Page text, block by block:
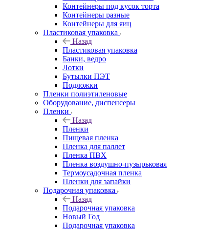
Контейнеры под кусок торта
Контейнеры разные
Контейнеры для яиц
Пластиковая упаковка
Назад
Пластиковая упаковка
Банки, ведро
Лотки
Бутылки ПЭТ
Подложки
Пленки полиэтиленовые
Оборудование, диспенсеры
Пленки
Назад
Пленки
Пищевая пленка
Пленка для паллет
Пленка ПВХ
Пленка воздушно-пузырьковая
Термоусадочная пленка
Пленки для запайки
Подарочная упаковка
Назад
Подарочная упаковка
Новый Год
Подарочная упаковка